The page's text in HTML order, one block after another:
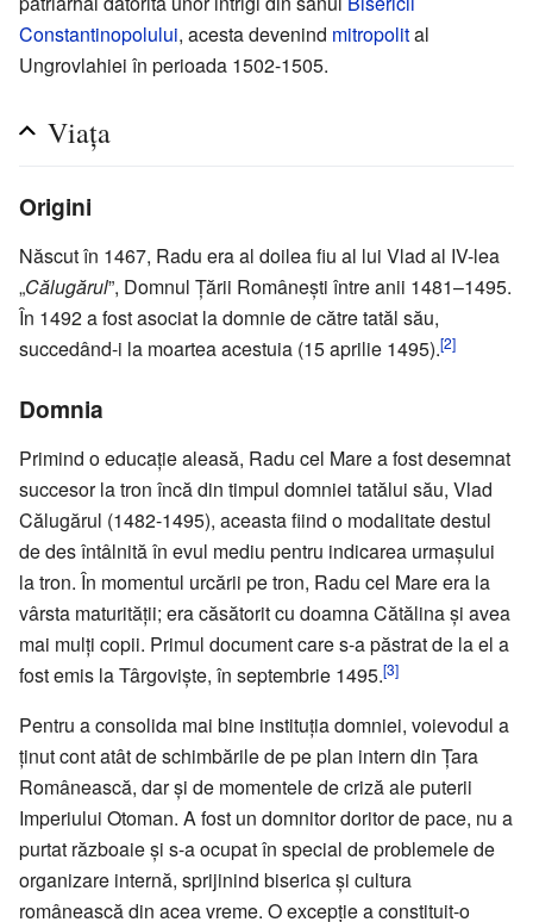
Constantinopolului, acesta devenind mitropolital
Ungrovlahiei în perioada 1502-1505.
Viața
Origini
Născut în 1467, Radu era al doilea fiu al lui Vlad al IV-lea
„Călugărul”, Domnul Țării Românești între anii 1481–1495.
În 1492 a fost asociat la domnie de către tatăl său,
succedând-i la moartea acestuia (15 aprilie 1495).[2]
Domnia
Primind o educație aleasă, Radu cel Mare a fost desemnat
succesor la tron încă din timpul domniei tatălui său, Vlad
Călugărul (1482-1495), aceasta fiind o modalitate destul
de des întâlnită în evul mediu pentru indicarea urmașului
la tron. În momentul urcării pe tron, Radu cel Mare era la
vârsta maturității; era căsătorit cu doamna Cătălina și avea
mai mulți copii. Primul document care s-a păstrat de la el a
fost emis la Târgoviște, în septembrie 1495.[3]
Pentru a consolida mai bine instituția domniei, voievodul a
ținut cont atât de schimbările de pe plan intern din Țara
Românească, dar și de momentele de criză ale puterii
Imperiului Otoman. A fost un domnitor doritor de pace, nu a
purtat războaie și s-a ocupat în special de problemele de
organizare internă, sprijinind biserica și cultura
românească din acea vreme. O excepție a constituit-o